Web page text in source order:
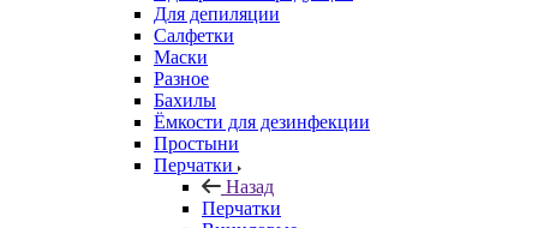
Для депиляции
Салфетки
Маски
Разное
Бахилы
Ёмкости для дезинфекции
Простыни
Перчатки
Назад
Перчатки